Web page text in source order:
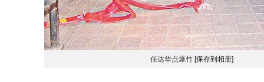
任达华点爆竹 [保存到相册]